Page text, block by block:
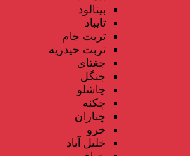
بینالود
تایباد
تربت جام
تربت حیدریه
جغتای
جنگل
چاشلو
چکنه
چناران
خرو
خلیل آباد